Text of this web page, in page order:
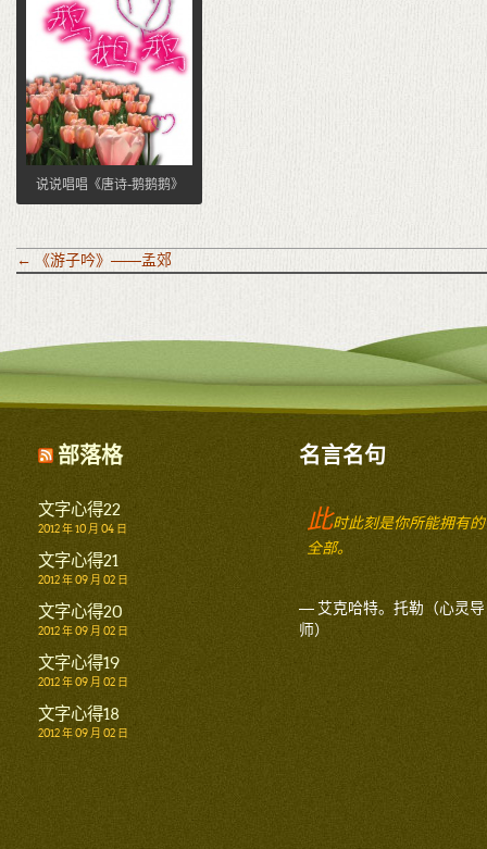
说说唱唱《唐诗-鹅鹅鹅》
← 《游子吟》——孟郊
部落格
文字心得22
2012 年 10 月 04 日
文字心得21
2012 年 09 月 02 日
文字心得20
2012 年 09 月 02 日
文字心得19
2012 年 09 月 02 日
文字心得18
2012 年 09 月 02 日
名言名句
此时此刻是你所能拥有的
全部。
— 艾克哈特。托勒（心灵导
师）